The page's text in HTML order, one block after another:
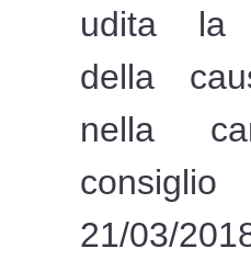
udita la
della
nella
21/03/